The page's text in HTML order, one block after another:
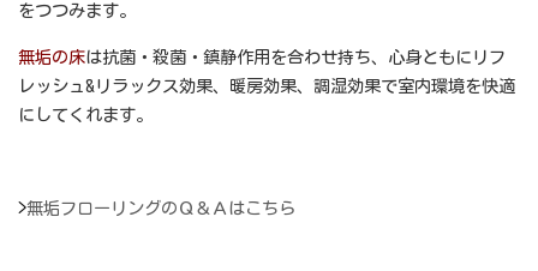
をつつみます。
無垢の床は抗菌・殺菌・鎮静作用を合わせ持ち、心身ともにリフ
レッシュ&リラックス効果、暖房効果、調湿効果で室内環境を快適
にしてくれます。
>無垢フローリングのＱ＆Ａはこちら